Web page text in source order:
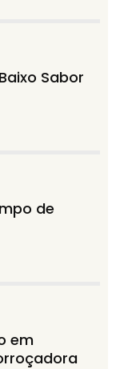
Sabor
de
em